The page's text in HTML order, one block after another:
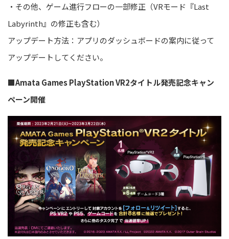
・その他、ゲーム進行フローの一部修正（VRモード『Last
Labyrinth』の修正も含む）
アップデート方法：アプリのダッシュボードの案内に従って
アップデートしてください。
■Amata Games PlayStation VR2タイトル発売記念キャン
ペーン開催